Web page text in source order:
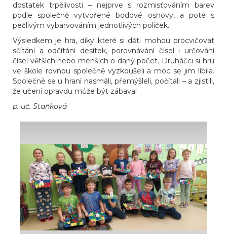
dostatek trpělivosti – nejprve s rozmisťováním barev
podle společně vytvořené bodové osnovy, a poté s
pečlivým vybarvováním jednotlivých políček.
Výsledkem je hra, díky které si děti mohou procvičovat
sčítání a odčítání desítek, porovnávání čísel i určování
čísel větších nebo menších o daný počet. Druháčci si hru
ve škole rovnou společně vyzkoušeli a moc se jim líbila.
Společně se u hraní nasmáli, přemýšleli, počítali – a zjistili,
že učení opravdu může být zábava!
p. uč. Staňková